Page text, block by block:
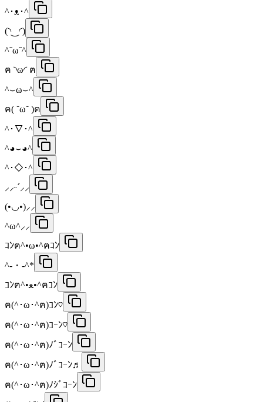
^･ᴥ･^
(◝‿◜)
^˘ω˘^
ฅ ◝ω◜ ฅ
^⌣ω⌣^
ฅ( ˘ω˘ )ฅ
^･∇･^
^◕⌣◕^
^･◇･^
⸝⸝ᵕ´⸝⸝
(•◡•)⸝⸝
^ω^⸝⸝
ｺﾝฅ^•ω•^ฅｺﾝ
^-・-^*
ｺﾝฅ^•ﻌ•^ฅｺﾝ
ฅ(^･ω･^ฅ)ｺﾝ♡
ฅ(^･ω･^ฅ)ｺｰﾝ♡
ฅ(^･ω･^ฅ)ﾉﾞｺｰﾝ
ฅ(^･ω･^ฅ)ﾉﾞｺｰﾝ♬
ฅ(^･ω･^ฅ)ﾉｼﾞｺｰﾝ